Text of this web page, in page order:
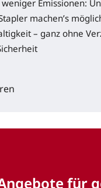
Emissionen:
machen’s
– ganz ohne
für